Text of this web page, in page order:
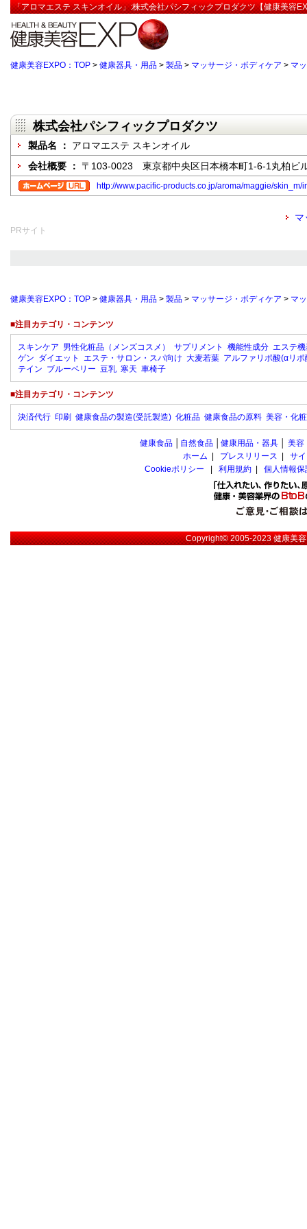
「アロマエステ スキンオイル」:株式会社パシフィックプロダクツ【健康美容
健康美容EXPO：TOP > 健康器具・用品 > 製品 > マッサージ・ボディケア > マ
株式会社パシフィックプロダクツ
製品名 ： アロマエステ スキンオイル
会社概要 ： 〒103-0023 東京都中央区日本橋本町1-6-1丸柏ビ
http://www.pacific-products.co.jp/aroma/maggie/skin_m/
マ
PRサイト
健康美容EXPO：TOP > 健康器具・用品 > 製品 > マッサージ・ボディケア > マ
■注目カテゴリ・コンテンツ
スキンケア 男性化粧品（メンズコスメ） サプリメント 機能性成分 エステ
ゲン ダイエット エステ・サロン・スパ向け 大麦若葉 アルファリポ酸(αリポ
テイン ブルーベリー 豆乳 寒天 車椅子
■注目カテゴリ・コンテンツ
決済代行 印刷 健康食品の製造(受託製造) 化粧品 健康食品の原料 美容・化
健康食品 自然食品 健康用品・器具 美容
ホーム
プレスリリース
サ
Cookieポリシー
利用規約 個人情報
Copyright© 2005-2023健康美